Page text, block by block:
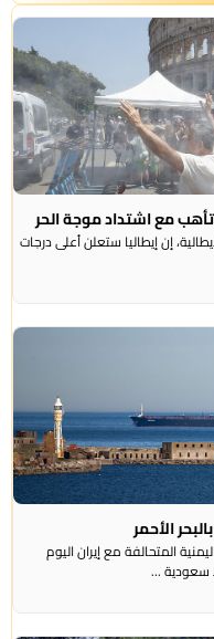
مع اشتداد موجة الحر
إن إيطاليا ستعلن أعلى درجات
الأحمر
المتحالفة ​مع إيران اليوم
...